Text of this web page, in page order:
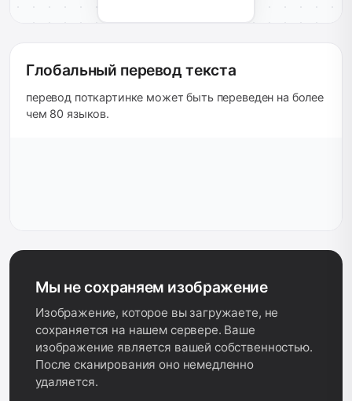
Глобальный перевод текста
перевод поткартинке может быть переведен на более
чем 80 языков.
Мы не сохраняем изображение
Изображение, которое вы загружаете, не
сохраняется на нашем сервере. Ваше
изображение является вашей собственностью.
После сканирования оно немедленно
удаляется.